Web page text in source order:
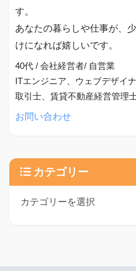
す。
あなたの暮らしや仕事が、
けになれば嬉しいです。
40代 / 会社経営者/ 自営業
ITエンジニア、ウェブデザイ
取引士、賃貸不動産経営管理
お問い合わせ
カテゴリー